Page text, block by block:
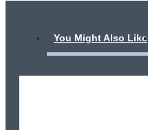
You Might Also Like